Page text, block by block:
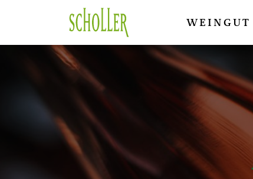
WEINGUT